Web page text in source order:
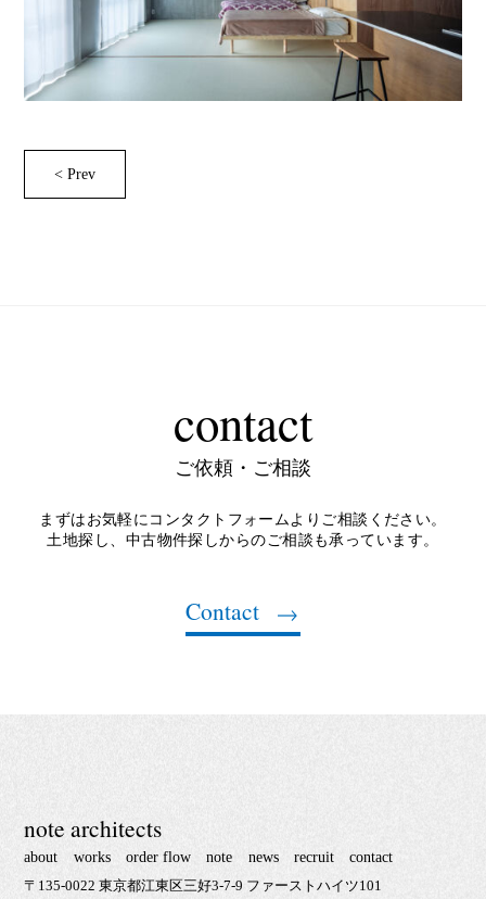
< Prev
contact
ご依頼・ご相談
まずはお気軽にコンタクトフォームよりご相談ください。
土地探し、中古物件探しからのご相談も承っています。
Contact
note architects
about works order flow note news recruit contact
〒135-0022 東京都江東区三好3-7-9 ファーストハイツ101